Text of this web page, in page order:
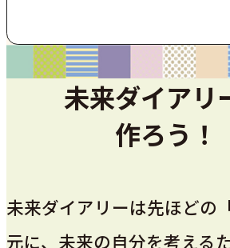
未来ダイアリ
作ろう！
未来ダイアリーは先ほどの
元に、未来の自分を考える